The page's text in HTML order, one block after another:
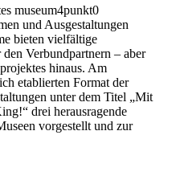
museum4punkt0
und Ausgestaltungen
bieten vielfältige
Verbundpartnern – aber
hinaus. Am
etablierten Format der
unter dem Titel „Mit
drei herausragende
vorgestellt und zur